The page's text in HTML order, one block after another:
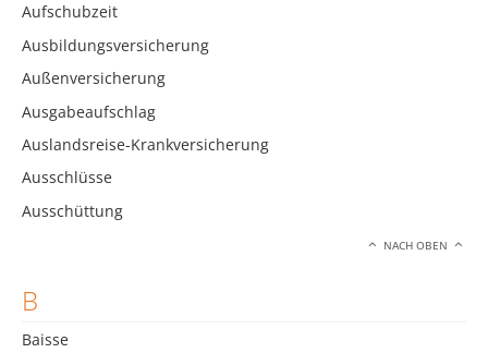
Aufschubzeit
Ausbildungsversicherung
Außenversicherung
Ausgabeaufschlag
Auslandsreise-Krankversicherung
Ausschlüsse
Ausschüttung
NACH OBEN
B
Baisse